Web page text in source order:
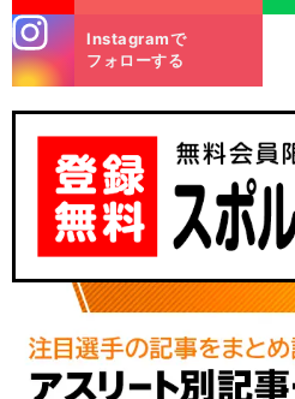
m
Instagramで
フォローする